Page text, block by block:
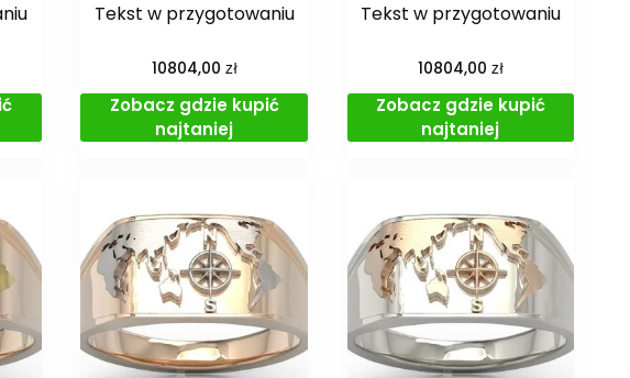
Tekst w przygotowaniu
10804,00 zł
Zobacz gdzie kupić
najtaniej
Tekst w przygotowaniu
10804,00 zł
Zobacz gdzie kupić
najtaniej